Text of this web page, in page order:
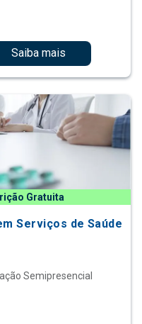
Saiba mais
Gratuita
Serviços de Saúde
Semipresencial